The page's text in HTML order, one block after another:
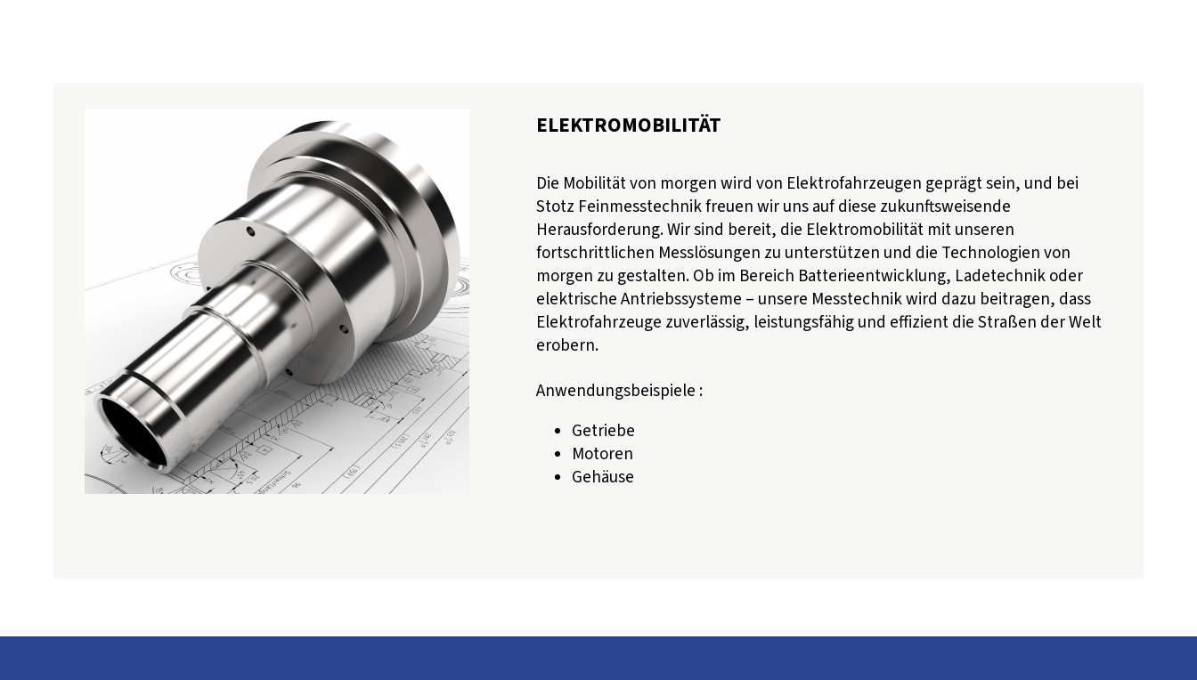
ELEKTROMOBILITÄT
Die Mobilität von morgen wird von Elektrofahrzeugen geprägt sein, und bei
Stotz Feinmesstechnik freuen wir uns auf diese zukunftsweisende
Herausforderung. Wir sind bereit, die Elektromobilität mit unseren
fortschrittlichen Messlösungen zu unterstützen und die Technologien von
morgen zu gestalten. Ob im Bereich Batterieentwicklung, Ladetechnik oder
elektrische Antriebssysteme – unsere Messtechnik wird dazu beitragen, dass
Elektrofahrzeuge zuverlässig, leistungsfähig und effizient die Straßen der Welt
erobern.
Anwendungsbeispiele :
Getriebe
Motoren
Gehäuse